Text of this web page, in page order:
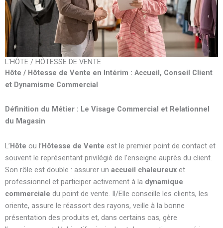
L'HÔTE / HÔTESSE DE VENTE
Hôte / Hôtesse de Vente en Intérim : Accueil, Conseil Client
et Dynamisme Commercial
Définition du Métier : Le Visage Commercial et Relationnel
du Magasin
L’Hôte ou l’Hôtesse de Vente est le premier point de contact et
souvent le représentant privilégié de l’enseigne auprès du client.
Son rôle est double : assurer un accueil chaleureux et
professionnel et participer activement à la dynamique
commerciale du point de vente. Il/Elle conseille les clients, les
oriente, assure le réassort des rayons, veille à la bonne
présentation des produits et, dans certains cas, gère